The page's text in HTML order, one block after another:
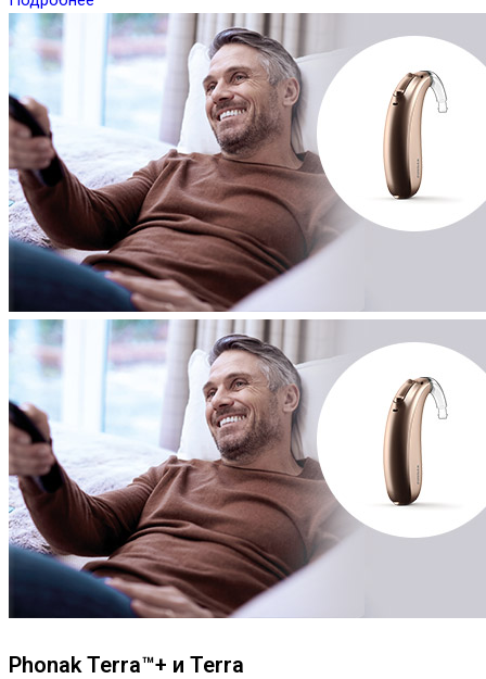
Phonak Terra™+ и Terra